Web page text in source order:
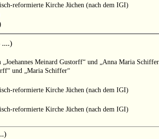
reformierte Kirche Jüchen (nach dem IGI)
Meinard Gustorff“ und „Anna Maria
und „Maria Schiffer“
reformierte Kirche Jüchen (nach dem IGI)
reformierte Kirche Jüchen (nach dem IGI)